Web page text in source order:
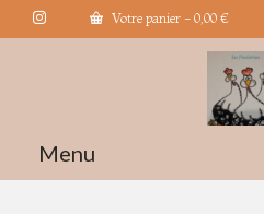
Votre panier - 0,00 €
Menu